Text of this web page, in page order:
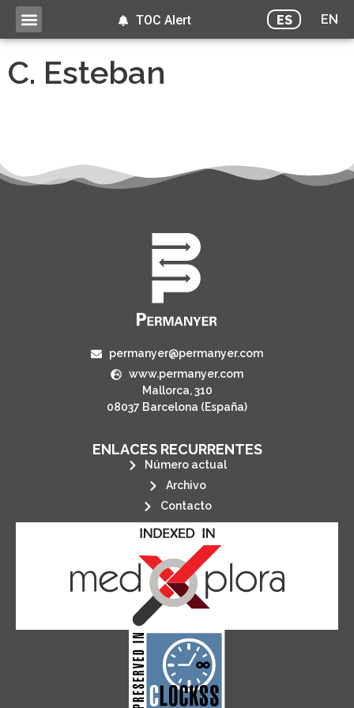
ES EN
TOC Alert
C. Esteban
permanyer@permanyer.com
www.permanyer.com
Mallorca, 310
08037 Barcelona (España)
ENLACES RECURRENTES
Número actual
Archivo
Contacto
CLOCKSS is a dak archive that
ensures the long-term survival
of web-based scholary
publications, governed by and for
its stakeholders.